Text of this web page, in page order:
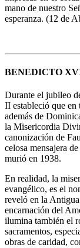
mano de nuestro
esperanza. (12 de
BENEDICTO
Durante el jubileo
II estableció que en
además de
la Misericordia
canonización de
celosa mensajera
murió en 1938.
En realidad, la
evangélico, es el
reveló en la
encarnación del
ilumina también el
sacramentos,
obras de caridad,